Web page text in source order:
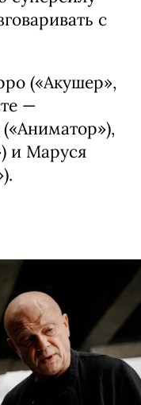
с
(«Акушер»,
—
и Маруся